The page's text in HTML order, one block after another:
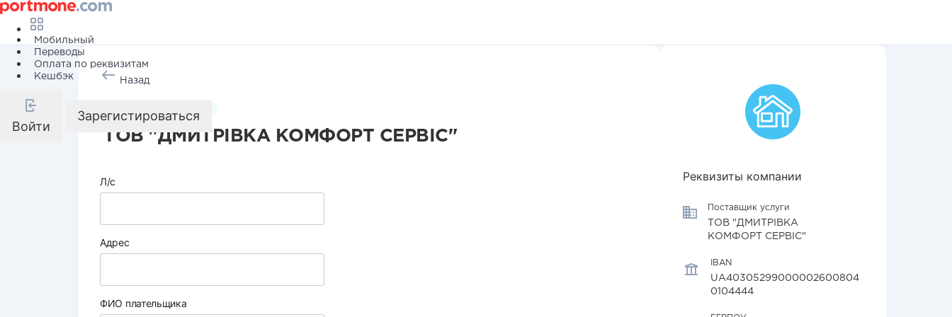
Мобильный
Переводы
Оплата по реквизитам
Кешбэк
Войти
Зарегистироваться
Назад
ТОВ "ДМИТРІВКА КОМФОРТ СЕРВІС"
Л/с
Адрес
ФИО плательщика
Реквизиты компании
Поставщик услуги
ТОВ "ДМИТРІВКА
КОМФОРТ СЕРВІС"
IBAN
UA40305299000002600804
0104444